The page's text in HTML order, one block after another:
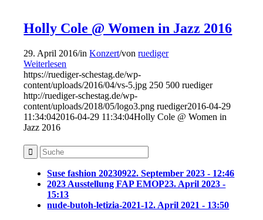
Holly Cole @ Women in Jazz 2016
29. April 2016/inKonzert/vonruediger
Weiterlesen
https://ruediger-schestag.de/wp-
content/uploads/2016/04/vs-5.jpg 250 500 ruediger
http://ruediger-schestag.de/wp-
content/uploads/2018/05/logo3.png ruediger2016-04-29
11:34:042016-04-29 11:34:04Holly Cole @ Women in
Jazz 2016
Suse fashion 20230922. September 2023 - 12:46
2023 Ausstellung FAP EMOP23. April 2023 -
15:13
nude-butoh-letizia-2021-12. April 2021 - 13:50